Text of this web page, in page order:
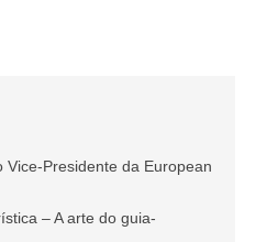
Vice-Presidente da European
– A arte do guia-